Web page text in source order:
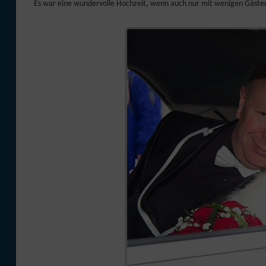
Es war eine wundervolle Hochzeit, wenn auch nur mit wenigen